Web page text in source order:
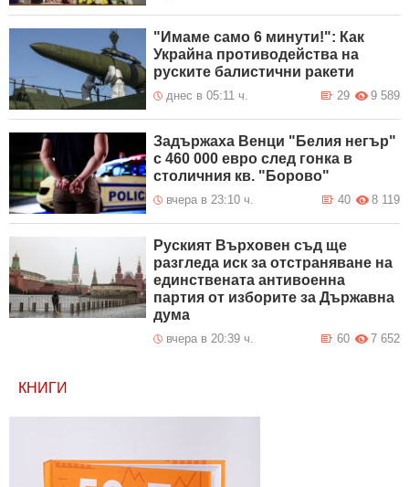
"Имаме само 6 минути!": Как
Украйна противодейства на
руските балистични ракети
днес в 05:11 ч. 9 589
29
Задържаха Венци "Белия негър"
с 460 000 евро след гонка в
столичния кв. "Борово"
вчера в 23:10 ч. 8 119
40
Руският Върховен съд ще
разгледа иск за отстраняване на
единствената антивоенна
партия от изборите за Държавна
дума
вчера в 20:39 ч. 7 652
60
КНИГИ